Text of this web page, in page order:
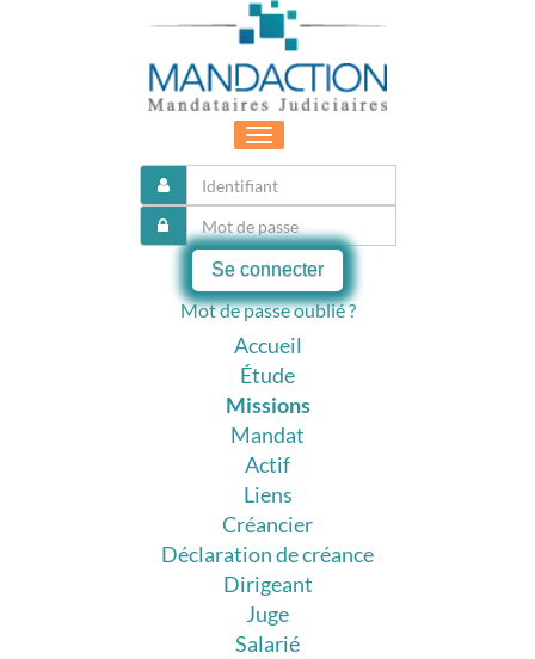
Toggle
navigation
Se connecter
Mot de passe oublié ?
Accueil
Étude
Missions
Mandat
Actif
Liens
Créancier
Déclaration de créance
Dirigeant
Juge
Salarié